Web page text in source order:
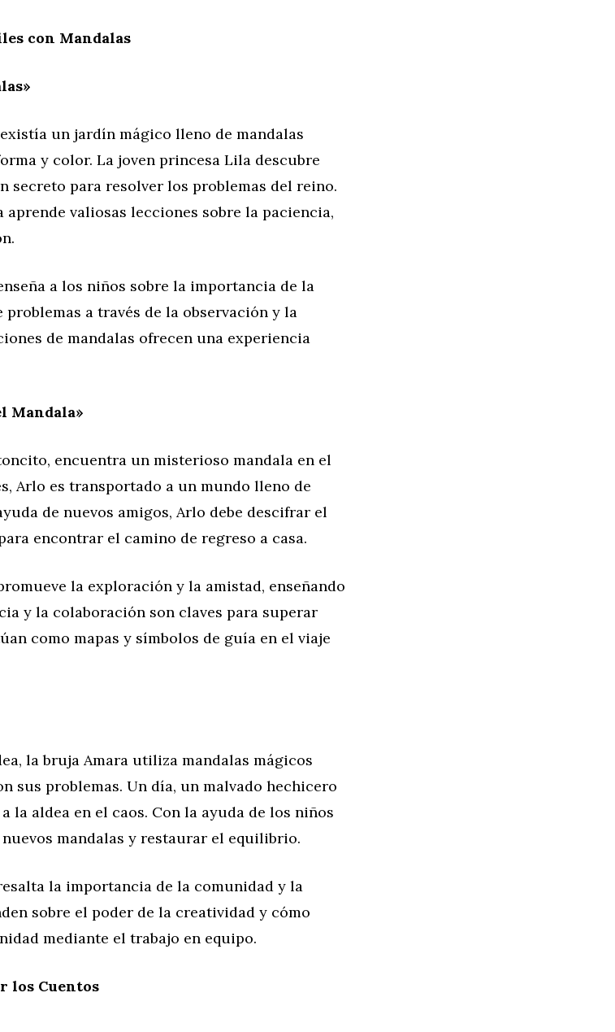
con Mandalas
un jardín mágico lleno de mandalas
y color. La joven princesa Lila descubre
secreto para resolver los problemas del reino.
valiosas lecciones sobre la paciencia,
a los niños sobre la importancia de la
a través de la observación y la
de mandalas ofrecen una experiencia
Mandala»
encuentra un misterioso mandala en el
Arlo es transportado a un mundo lleno de
de nuevos amigos, Arlo debe descifrar el
encontrar el camino de regreso a casa.
la exploración y la amistad, enseñando
y la colaboración son claves para superar
como mapas y símbolos de guía en el viaje
la bruja Amara utiliza mandalas mágicos
sus problemas. Un día, un malvado hechicero
la aldea en el caos. Con la ayuda de los niños
mandalas y restaurar el equilibrio.
la importancia de la comunidad y la
sobre el poder de la creatividad y cómo
mediante el trabajo en equipo.
los Cuentos